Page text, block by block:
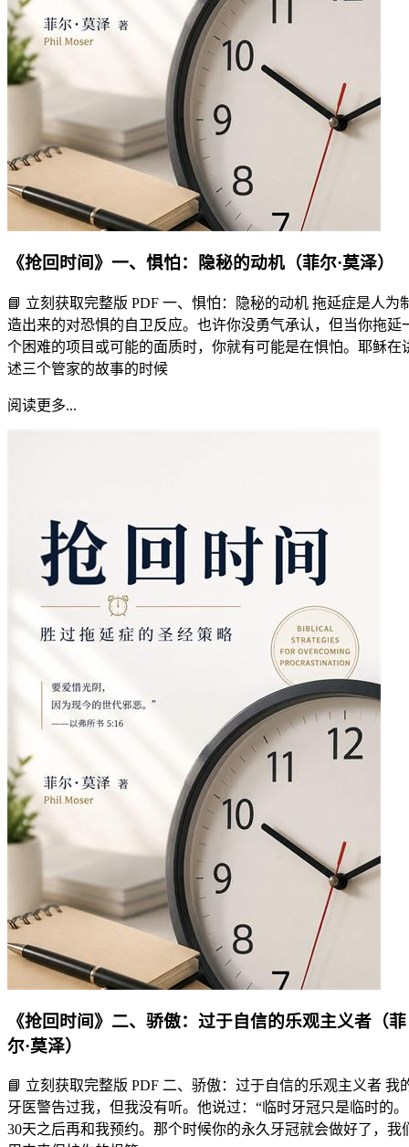
《抢回时间》一、惧怕：隐秘的动机（菲尔·莫泽）
📘 立刻获取完整版 PDF 一、惧怕：隐秘的动机 拖延症是人为
造出来的对恐惧的自卫反应。也许你没勇气承认，但当你拖延
个困难的项目或可能的面质时，你就有可能是在惧怕。耶稣在
述三个管家的故事的时候
阅读更多...
《抢回时间》二、骄傲：过于自信的乐观主义者（菲
尔·莫泽）
📘 立刻获取完整版 PDF 二、骄傲：过于自信的乐观主义者 我
牙医警告过我，但我没有听。他说过：“临时牙冠只是临时的。
30天之后再和我预约。那个时候你的永久牙冠就会做好了，我